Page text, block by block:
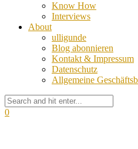
Know How
Interviews
About
ulligunde
Blog abonnieren
Kontakt & Impressum
Datenschutz
Allgemeine
0